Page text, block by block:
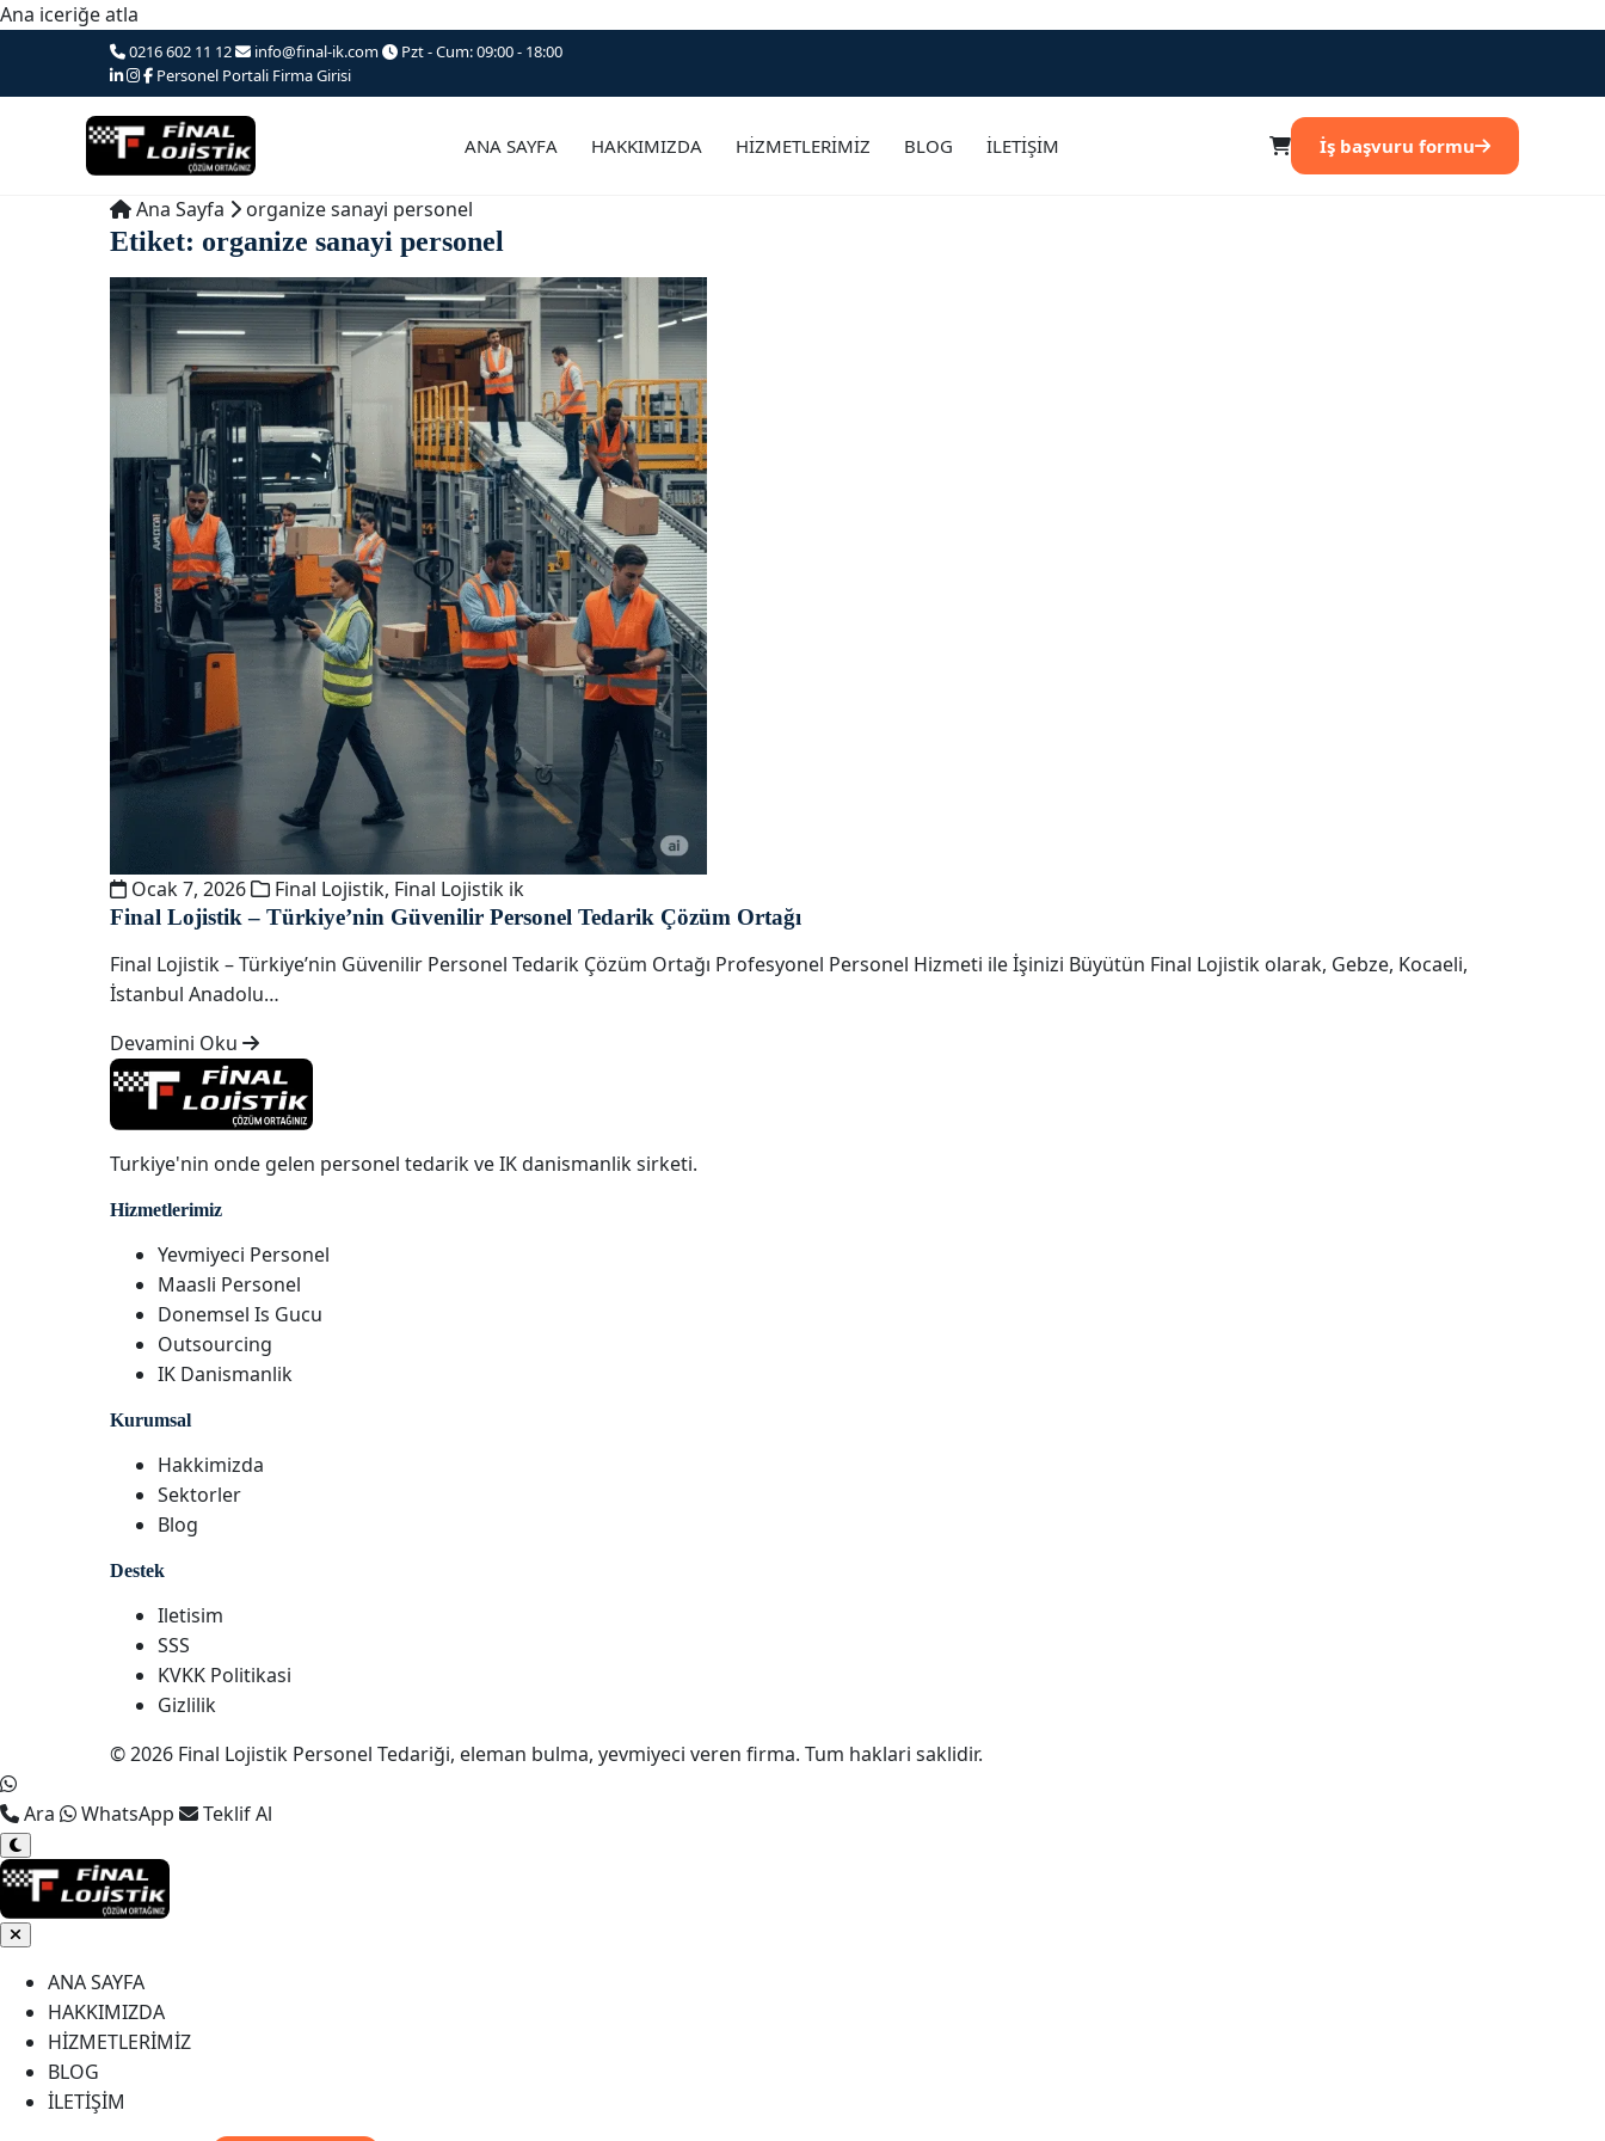
Ana iceriğe atla
0216 602 11 12 info@final-ik.com
Pzt - Cum: 09:00 - 18:00
Personel Portali Firma Girisi
ANA SAYFA HAKKIMIZDA HİZMETLERİMİZ BLOG İLETİŞİM İş başvuru formu
Ana Sayfa organize sanayi personel
Etiket: organize sanayi personel
Ocak 7, 2026 Final Lojistik, Final Lojistik ik
Final Lojistik – Türkiye’nin Güvenilir Personel Tedarik Çözüm Ortağı
Final Lojistik – Türkiye’nin Güvenilir Personel Tedarik Çözüm Ortağı Profesyonel Personel Hizmeti ile İşinizi Büyütün Final Lojistik olarak, Gebze, Kocaeli,
İstanbul Anadolu…
Devamini Oku
Turkiye'nin onde gelen personel tedarik ve IK danismanlik sirketi.
Hizmetlerimiz
Yevmiyeci Personel
Maasli Personel
Donemsel Is Gucu
Outsourcing
IK Danismanlik
Kurumsal
Hakkimizda
Sektorler
Blog
Destek
Iletisim
SSS
KVKK Politikasi
Gizlilik
© 2026 Final Lojistik Personel Tedariği, eleman bulma, yevmiyeci veren firma. Tum haklari saklidir.
Ara WhatsApp Teklif Al
ANA SAYFA
HAKKIMIZDA
HİZMETLERİMİZ
BLOG
İLETİŞİM